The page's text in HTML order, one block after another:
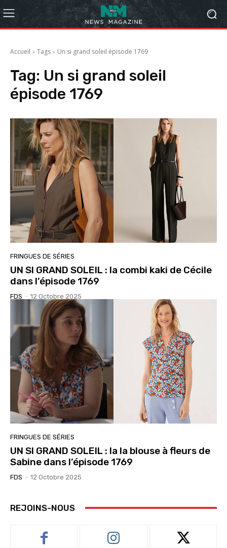
Accueil Tags Un si grand soleil épisode 1769
Tag: Un si grand soleil
épisode 1769
FRINGUES DE SÉRIES
UN SI GRAND SOLEIL : la combi kaki de Cécile
dans l’épisode 1769
FDS - 12 Octobre 2025
FRINGUES DE SÉRIES
UN SI GRAND SOLEIL : la la blouse à fleurs de
Sabine dans l’épisode 1769
FDS - 12 Octobre 2025
REJOINS-NOUS